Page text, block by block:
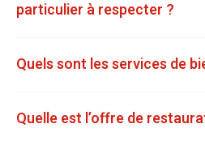
particulier à respecter ?
Quels sont les services de
Quelle est l’offre de